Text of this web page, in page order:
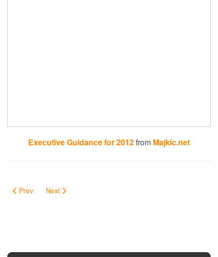
Executive Guidance for 2012from Majkic.net
Prev Next